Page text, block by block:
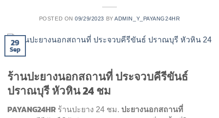
POSTED ON09/29/2023 BYADMIN_Y_PAYANG24HR
29
Sep
ร้านปะยางนอกสถานที่ ประจวบคีรีขันธ์
ปราณบุรี หัวหิน 24 ชม
PAYANG24HR ร้านปะยาง 24 ชม. ปะยางนอกสถานที่